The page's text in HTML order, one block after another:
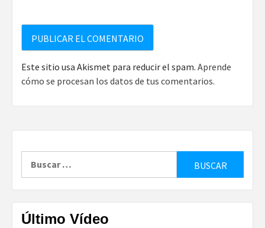
Este sitio usa Akismet para reducir el spam. Aprende
cómo se procesan los datos de tus comentarios.
Último Vídeo